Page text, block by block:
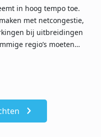
in hoog tempo toe.
met netcongestie,
bij uitbreidingen
regio’s moeten…